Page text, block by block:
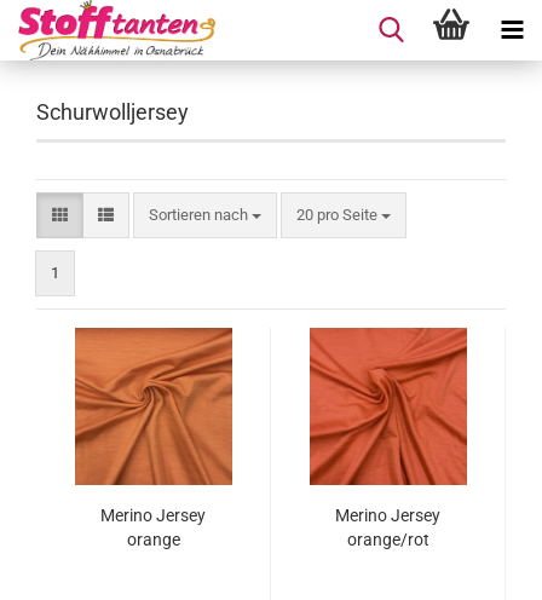
Schurwolljersey
Sortieren nach
Sortieren nach 20 pro Seite
pro Seite
1
Merino Jersey
orange
Merino Jersey
orange/rot